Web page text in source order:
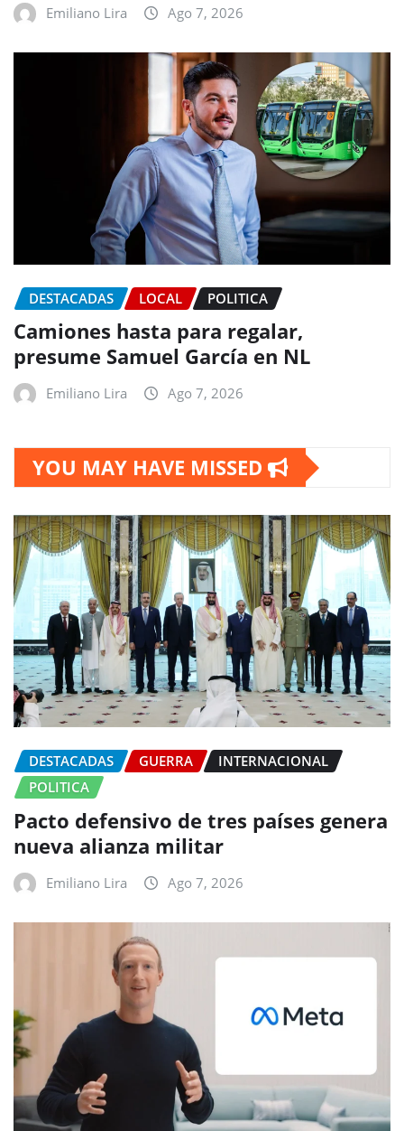
Emiliano Lira Ago 7, 2026
DESTACADAS LOCAL POLITICA
Camiones hasta para regalar,
presume Samuel García en NL
Emiliano Lira Ago 7, 2026
YOU MAY HAVE MISSED
DESTACADAS GUERRA
INTERNACIONAL
POLITICA
Pacto defensivo de tres países genera
nueva alianza militar
Emiliano Lira Ago 7, 2026